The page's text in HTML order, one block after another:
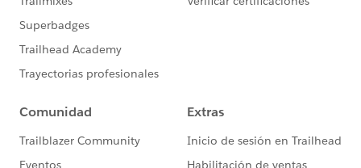
Tableau Cloudをご利用の際に、「動作が遅い」「意図
しないエラーが発生した」などございましたら、
上記情報をご確認することで、いち早くTableau Cloud
status.salesforce.com
また、Tableau Cloud ステイタスの検索画面から略称を
検索いただくことで、ポッド名を特定することも可能で
各PODに関する詳細は以下のオンラインヘルプに記載